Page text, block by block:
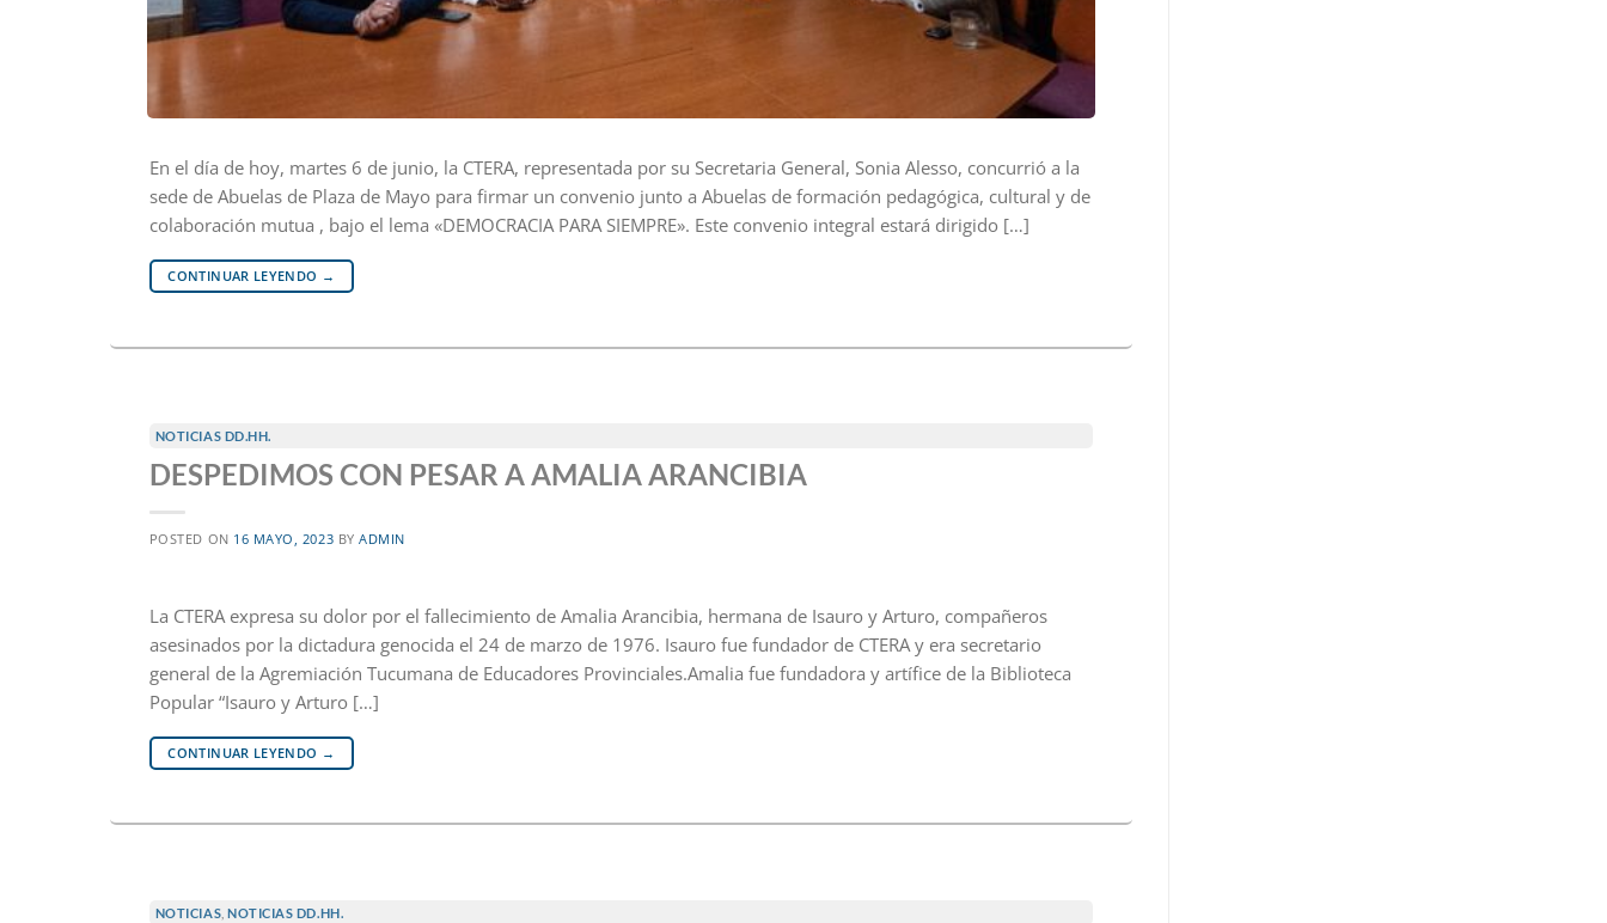
En el día de hoy, martes 6 de junio, la CTERA, representada por su Secretaria General, Sonia Alesso, concurrió a la
sede de Abuelas de Plaza de Mayo para firmar un convenio junto a Abuelas de formación pedagógica, cultural y de
colaboración mutua , bajo el lema «DEMOCRACIA PARA SIEMPRE». Este convenio integral estará dirigido […]
CONTINUAR LEYENDO →
NOTICIAS DD.HH.
DESPEDIMOS CON PESAR A AMALIA ARANCIBIA
POSTED ON 16 MAYO, 2023 BYADMIN
La CTERA expresa su dolor por el fallecimiento de Amalia Arancibia, hermana de Isauro y Arturo, compañeros
asesinados por la dictadura genocida el 24 de marzo de 1976. Isauro fue fundador de CTERA y era secretario
general de la Agremiación Tucumana de Educadores Provinciales.Amalia fue fundadora y artífice de la Biblioteca
Popular “Isauro y Arturo […]
CONTINUAR LEYENDO →
NOTICIAS ,NOTICIAS DD.HH.